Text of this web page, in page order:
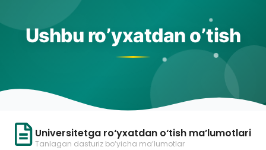
Ushbu ro’yxatdan o’tish
Universitetga ro‘yxatdan o‘tish ma’lumotlari
Tanlagan dasturiz bo‘yicha ma’lumotlar